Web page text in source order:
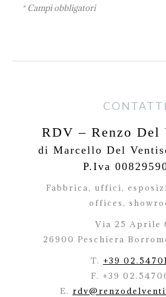
* Campi obbligatori
CONTATTI
RDV – Renzo Del
di Marcello Del
P.Iva
Fabbrica, uffici,
offices,
Via 25 Aprile
26900 Peschiera
T. +39
F. +39
E.